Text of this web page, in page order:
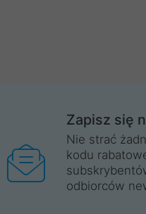
Zapisz się
Nie strać
kodu
odbiorców